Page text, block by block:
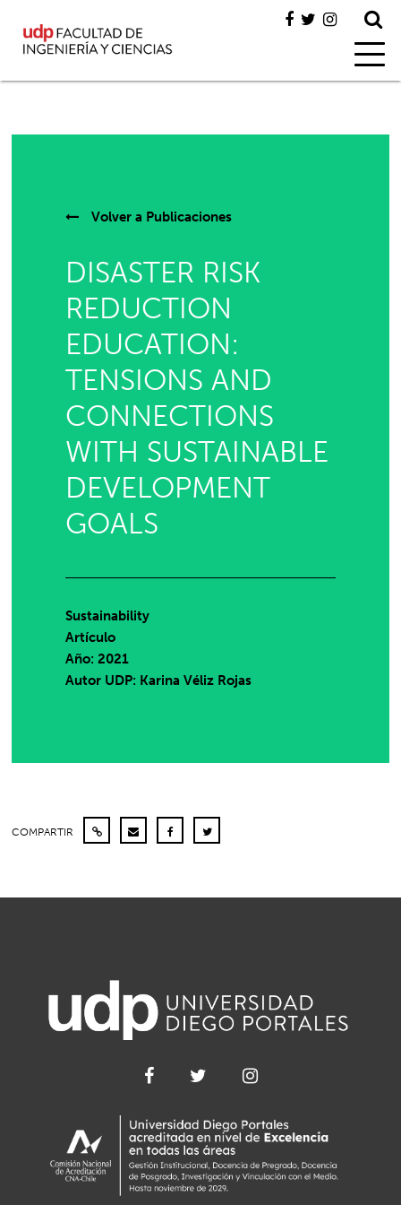
Volver a Publicaciones
DISASTER RISK
REDUCTION
EDUCATION:
TENSIONS AND
CONNECTIONS
WITH SUSTAINABLE
DEVELOPMENT
GOALS
Sustainability
Artículo
Año: 2021
Autor UDP: Karina Véliz Rojas
COMPARTIR